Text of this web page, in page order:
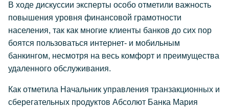
В ходе дискуссии эксперты особо отметили важность
повышения уровня финансовой грамотности
населения, так как многие клиенты банков до сих пор
боятся пользоваться интернет- и мобильным
банкингом, несмотря на весь комфорт и преимущества
удаленного обслуживания.
Как отметила Начальник управления транзакционных и
сберегательных продуктов Абсолют Банка Мария